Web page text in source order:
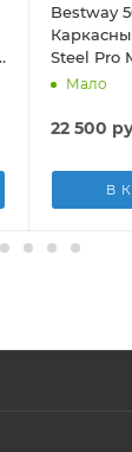
Bestway
Steel Pro
13030л,
Мало
22 500
В